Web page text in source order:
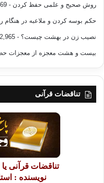
روش صحیح و علمی حفظ کردن - 180,569 بازدید
حکم بوسه کردن و ملاعبه در هنگام
نصیب زن در بهشت چیست؟ - 152,965 بازدید
بیست و هشت معجزه از معجزات
تناقضات قرآنی
تناقضات قرآنی
نویسنده :